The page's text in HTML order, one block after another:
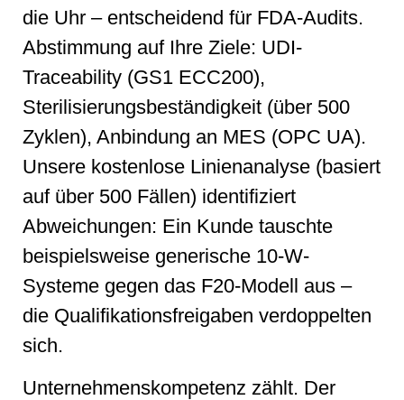
die Uhr – entscheidend für FDA-Audits.
Abstimmung auf Ihre Ziele: UDI-
Traceability (GS1 ECC200),
Sterilisierungsbeständigkeit (über 500
Zyklen), Anbindung an MES (OPC UA).
Unsere kostenlose Linienanalyse (basiert
auf über 500 Fällen) identifiziert
Abweichungen: Ein Kunde tauschte
beispielsweise generische 10-W-
Systeme gegen das F20-Modell aus –
die Qualifikationsfreigaben verdoppelten
sich.
Unternehmenskompetenz zählt. Der